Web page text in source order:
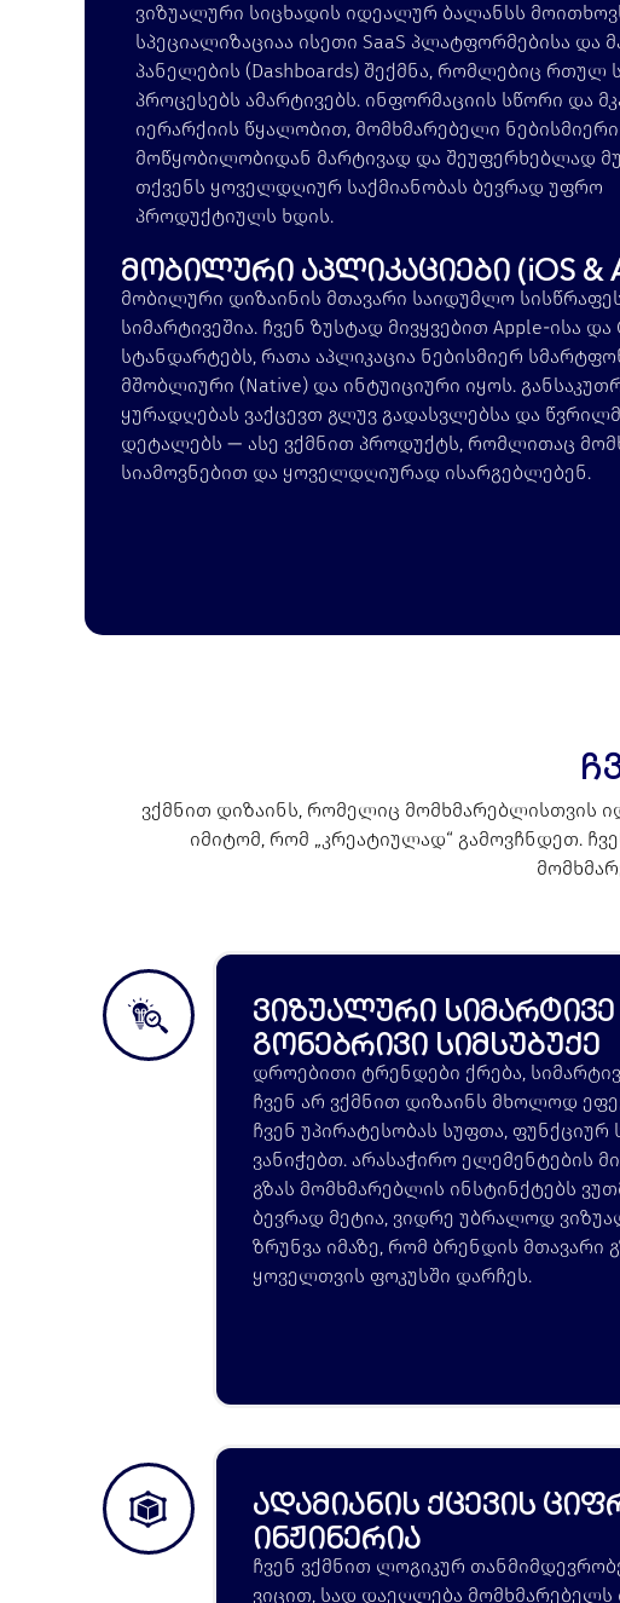
ვიზუალური სიცხადის იდეალურ ბალანსს
სპეციალიზაციაა ისეთი SaaS პლატფორმებისა და
პანელების (Dashboards) შექმნა, რომლებიც რთულ
პროცესებს ამარტივებს. ინფორმაციის სწორი და
იერარქიის წყალობით, მომხმარებელი ნებისმიერი
მოწყობილობიდან მარტივად და შეუფერხებლად
თქვენს ყოველდღიურ საქმიანობას ბევრად უფრო
პროდუქტიულს ხდის.
მობილური აპლიკაციები (iOS &
მობილური დიზაინის მთავარი საიდუმლო
სიმარტივეშია. ჩვენ ზუსტად მივყვებით Apple-ისა და
სტანდარტებს, რათა აპლიკაცია ნებისმიერ
მშობლიური (Native) და ინტუიციური იყოს.
ყურადღებას ვაქცევთ გლუვ გადასვლებსა და
დეტალებს — ასე ვქმნით პროდუქტს, რომლითაც
სიამოვნებით და ყოველდღიურად ისარგებლებენ.
ვქმნით დიზაინს, რომელიც მომხმარებლისთვის
იმიტომ, რომ „კრეატიულად“ გამოვჩნდეთ.
ვიზუალური
გონებრივი სიმსუბუქე
დროებითი ტრენდები ქრება,
ჩვენ არ ვქმნით დიზაინს მხოლოდ
ჩვენ უპირატესობას სუფთა, ფუნქციურ
ვანიჭებთ. არასაჭირო ელემენტების
გზას მომხმარებლის ინსტინქტებს
ბევრად მეტია, ვიდრე უბრალოდ
ზრუნვა იმაზე, რომ ბრენდის მთავარი
ყოველთვის ფოკუსში დარჩეს.
ადამიანის ქცევის
ინჟინერია
ჩვენ ვქმნით ლოგიკურ
ვიცით, სად დაეღლება მომხმარებელს